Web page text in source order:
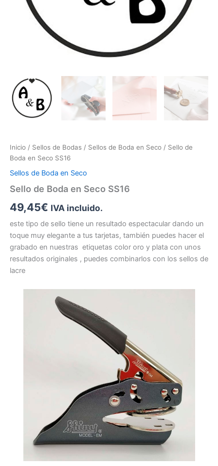
Inicio / Sellos de Bodas / Sellos de Boda en Seco / Sello de
Boda en Seco SS16
Sellos de Boda en Seco
Sello de Boda en Seco SS16
49,45€ IVA incluido.
este tipo de sello tiene un resultado espectacular dando un
toque muy elegante a tus tarjetas, también puedes hacer el
grabado en nuestras etiquetas color oro y plata con unos
resultados originales , puedes combinarlos con los sellos de
lacre